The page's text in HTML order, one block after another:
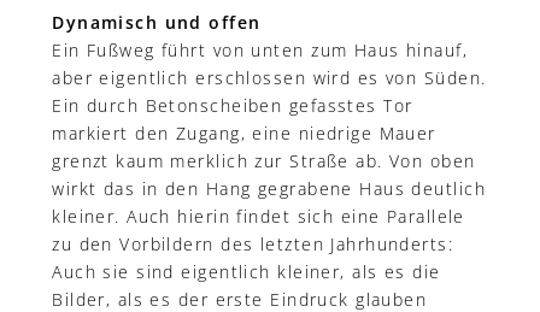
Dynamisch und offen
Ein Fußweg führt von unten zum Haus hinauf,
aber eigentlich erschlossen wird es von Süden.
Ein durch Betonscheiben gefasstes Tor
markiert den Zugang, eine niedrige Mauer
grenzt kaum merklich zur Straße ab. Von oben
wirkt das in den Hang gegrabene Haus deutlich
kleiner. Auch hierin findet sich eine Parallele
zu den Vorbildern des letzten Jahrhunderts:
Auch sie sind eigentlich kleiner, als es die
Bilder, als es der erste Eindruck glauben